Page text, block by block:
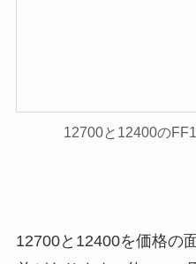
12700と12400の
12700と12400を価格の